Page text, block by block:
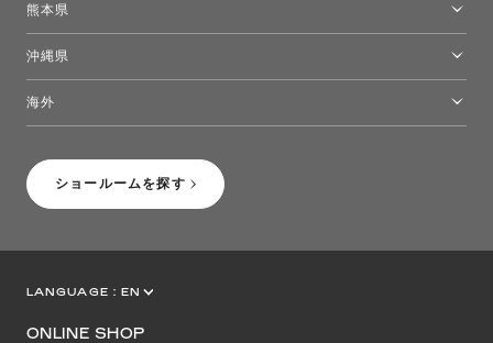
ショールームを探す
熊本県
沖縄県
海外
LANGUAGE : EN
ONLINE SHOP